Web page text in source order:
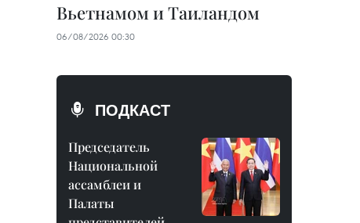
Вьетнамом и Таиландом
06/08/2026 00:30
ПОДКАСТ
Председатель
Национальной
ассамблеи и
Палаты